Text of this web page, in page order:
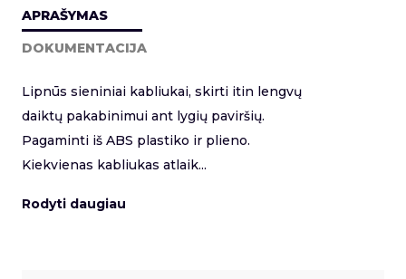
APRAŠYMAS
DOKUMENTACIJA
Lipnūs sieniniai kabliukai, skirti itin lengvų
daiktų pakabinimui ant lygių paviršių.
Pagaminti iš ABS plastiko ir plieno.
Kiekvienas kabliukas atlaik...
Rodyti daugiau